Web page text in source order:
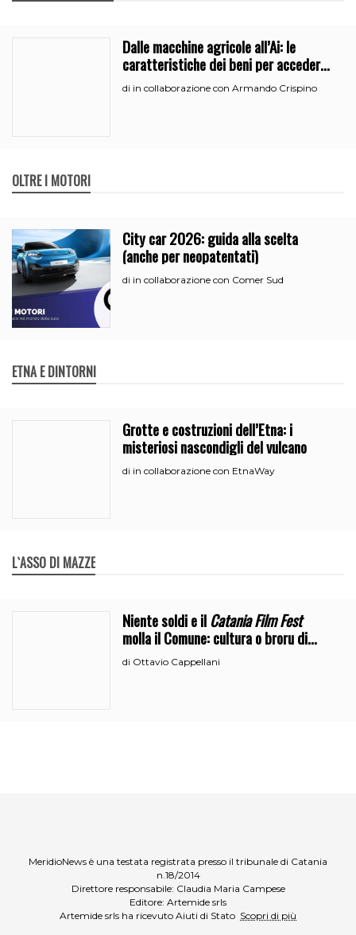
Dalle macchine agricole all’Ai: le
caratteristiche dei beni per accedere
all’iperammortamento
di in collaborazione con Armando Crispino
OLTRE I MOTORI
City car 2026: guida alla scelta
(anche per neopatentati)
di in collaborazione con Comer Sud
ETNA E DINTORNI
Grotte e costruzioni dell’Etna: i
misteriosi nascondigli del vulcano
di in collaborazione con EtnaWay
L`ASSO DI MAZZE
Niente soldi e ilCatania Film Fest
molla il Comune: cultura o broru di
ciciri?
di Ottavio Cappellani
MeridioNews è una testata registrata presso il tribunale di Catania
n.18/2014
Direttore responsabile: Claudia Maria Campese
Editore: Artemide srls
Artemide srls ha ricevuto Aiuti di Stato Scopri di più